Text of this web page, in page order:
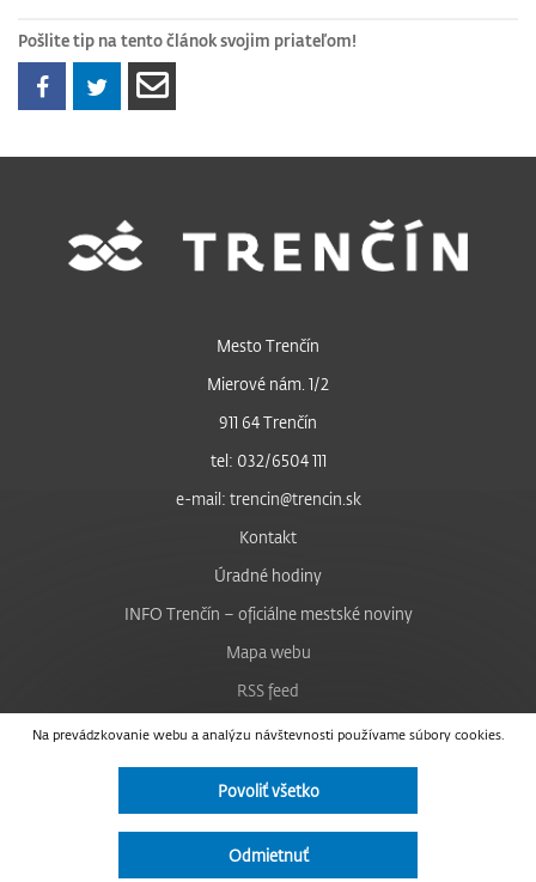
Pošlite tip na tento článok svojim priateľom!
Na prevádzkovanie webu a analýzu návštevnosti používame súbory cookies.
Povoliť všetko
Odmietnuť
Mesto Trenčín
Mierové nám. 1/2
911 64 Trenčín
tel: 032/6504 111
e-mail: trencin@trencin.sk
Kontakt
Úradné hodiny
INFO Trenčín – oficiálne mestské noviny
Mapa webu
RSS feed
Nastavenie cookies
Facebook
Instagram